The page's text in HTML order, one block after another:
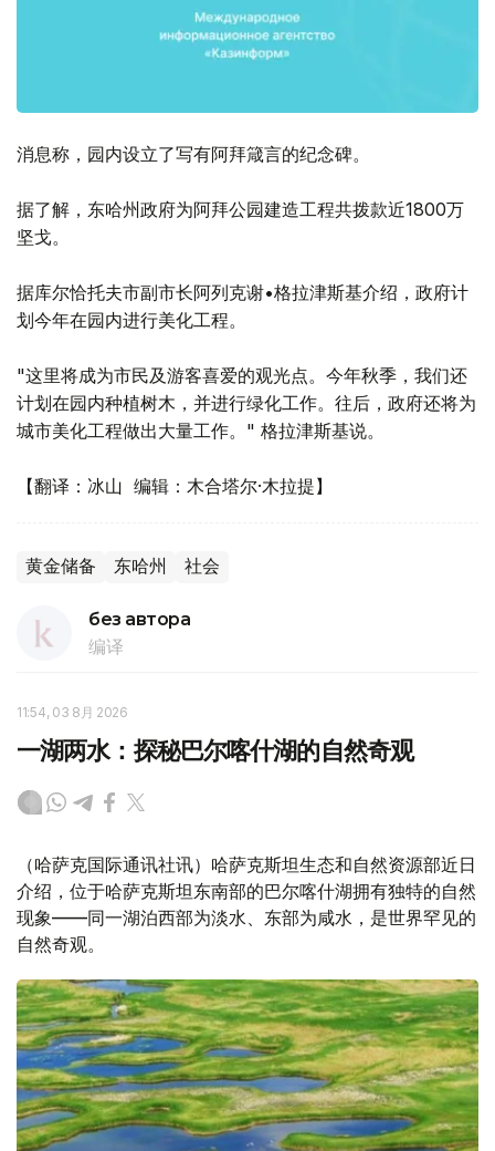
消息称，园内设立了写有阿拜箴言的纪念碑。
据了解，东哈州政府为阿拜公园建造工程共拨款近1800万
坚戈。
据库尔恰托夫市副市长阿列克谢•格拉津斯基介绍，政府计
划今年在园内进行美化工程。
"这里将成为市民及游客喜爱的观光点。今年秋季，我们还
计划在园内种植树木，并进行绿化工作。往后，政府还将为
城市美化工程做出大量工作。" 格拉津斯基说。
【翻译：冰山 编辑：木合塔尔·木拉提】
黄金储备 东哈州 社会
без автора
编译
11:54, 03 8月 2026
一湖两水：探秘巴尔喀什湖的自然奇观
（哈萨克国际通讯社讯）哈萨克斯坦生态和自然资源部近日
介绍，位于哈萨克斯坦东南部的巴尔喀什湖拥有独特的自然
现象——同一湖泊西部为淡水、东部为咸水，是世界罕见的
自然奇观。